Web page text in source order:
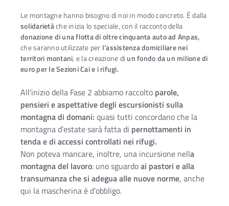
Le montagne hanno bisogno di noi in modo concreto. É dalla
solidarietàche inizia lo speciale, con il racconto della
donazione di una flotta di oltre cinquanta auto ad Anpas,
che saranno utilizzate per l’assistenza domiciliare nei
territori montani, e la creazione di un fondo da un milione di
euro per le Sezioni Cai e i rifugi.
All’inizio della Fase 2 abbiamo raccolto parole,
pensieri e aspettative degli escursionisti sulla
montagna di domani: quasi tutti concordano che la
montagna d’estate sarà fatta di pernottamenti in
tenda e di accessi controllati nei rifugi.
Non poteva mancare, inoltre, una incursione nella
montagna del lavoro: uno sguardoai pastori e alla
transumanza che si adegua alle nuove norme, anche
qui la mascherina è d’obbligo.